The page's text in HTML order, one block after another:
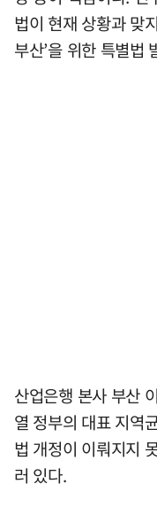
법이 현재 상황과 맞
부산’을 위한 특별법
산업은행 본사 부산
열 정부의 대표 지역
법 개정이 이뤄지지
러 있다.